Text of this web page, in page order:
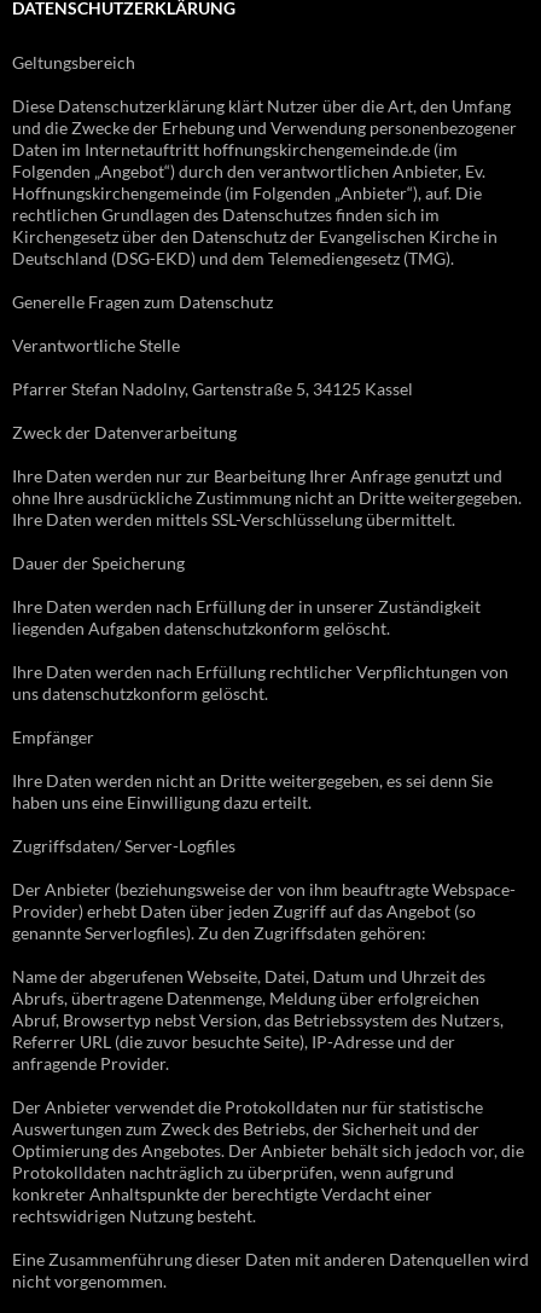
DATENSCHUTZERKLÄRUNG
Geltungsbereich
Diese Datenschutzerklärung klärt Nutzer über die Art, den Umfang
und die Zwecke der Erhebung und Verwendung personenbezogener
Daten im Internetauftritt hoffnungskirchengemeinde.de (im
Folgenden „Angebot“) durch den verantwortlichen Anbieter, Ev.
Hoffnungskirchengemeinde (im Folgenden „Anbieter“), auf. Die
rechtlichen Grundlagen des Datenschutzes finden sich im
Kirchengesetz über den Datenschutz der Evangelischen Kirche in
Deutschland (DSG-EKD) und dem Telemediengesetz (TMG).
Generelle Fragen zum Datenschutz
Verantwortliche Stelle
Pfarrer Stefan Nadolny, Gartenstraße 5, 34125 Kassel
Zweck der Datenverarbeitung
Ihre Daten werden nur zur Bearbeitung Ihrer Anfrage genutzt und
ohne Ihre ausdrückliche Zustimmung nicht an Dritte weitergegeben.
Ihre Daten werden mittels SSL-Verschlüsselung übermittelt.
Dauer der Speicherung
Ihre Daten werden nach Erfüllung der in unserer Zuständigkeit
liegenden Aufgaben datenschutzkonform gelöscht.
Ihre Daten werden nach Erfüllung rechtlicher Verpflichtungen von
uns datenschutzkonform gelöscht.
Empfänger
Ihre Daten werden nicht an Dritte weitergegeben, es sei denn Sie
haben uns eine Einwilligung dazu erteilt.
Zugriffsdaten/ Server-Logfiles
Der Anbieter (beziehungsweise der von ihm beauftragte Webspace-
Provider) erhebt Daten über jeden Zugriff auf das Angebot (so
genannte Serverlogfiles). Zu den Zugriffsdaten gehören:
Name der abgerufenen Webseite, Datei, Datum und Uhrzeit des
Abrufs, übertragene Datenmenge, Meldung über erfolgreichen
Abruf, Browsertyp nebst Version, das Betriebssystem des Nutzers,
Referrer URL (die zuvor besuchte Seite), IP-Adresse und der
anfragende Provider.
Der Anbieter verwendet die Protokolldaten nur für statistische
Auswertungen zum Zweck des Betriebs, der Sicherheit und der
Optimierung des Angebotes. Der Anbieter behält sich jedoch vor, die
Protokolldaten nachträglich zu überprüfen, wenn aufgrund
konkreter Anhaltspunkte der berechtigte Verdacht einer
rechtswidrigen Nutzung besteht.
Eine Zusammenführung dieser Daten mit anderen Datenquellen wird
nicht vorgenommen.